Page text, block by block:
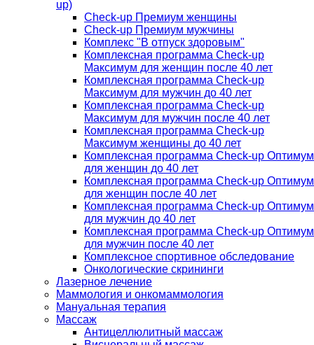
up)
Check-up Премиум женщины
Check-up Премиум мужчины
Комплекс "В отпуск здоровым"
Комплексная программа Check-up
Максимум для женщин после 40 лет
Комплексная программа Check-up
Максимум для мужчин до 40 лет
Комплексная программа Check-up
Максимум для мужчин после 40 лет
Комплексная программа Check-up
Максимум женщины до 40 лет
Комплексная программа Check-up Оптимум
для женщин до 40 лет
Комплексная программа Check-up Оптимум
для женщин после 40 лет
Комплексная программа Check-up Оптимум
для мужчин до 40 лет
Комплексная программа Check-up Оптимум
для мужчин после 40 лет
Комплексное спортивное обследование
Онкологические скрининги
Лазерное лечение
Маммология и онкомаммология
Мануальная терапия
Массаж
Антицеллюлитный массаж